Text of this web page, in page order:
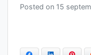
Posted on 15